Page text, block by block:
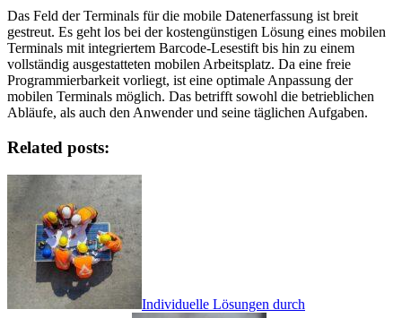
Das Feld der Terminals für die mobile Datenerfassung ist breit
gestreut. Es geht los bei der kostengünstigen Lösung eines mobilen
Terminals mit integriertem Barcode-Lesestift bis hin zu einem
vollständig ausgestatteten mobilen Arbeitsplatz. Da eine freie
Programmierbarkeit vorliegt, ist eine optimale Anpassung der
mobilen Terminals möglich. Das betrifft sowohl die betrieblichen
Abläufe, als auch den Anwender und seine täglichen Aufgaben.
Related posts:
Individuelle Lösungen durch